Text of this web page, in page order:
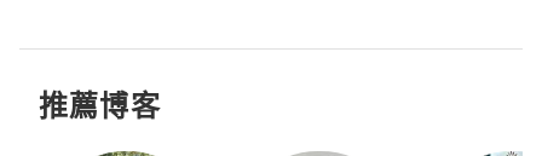
推薦博客